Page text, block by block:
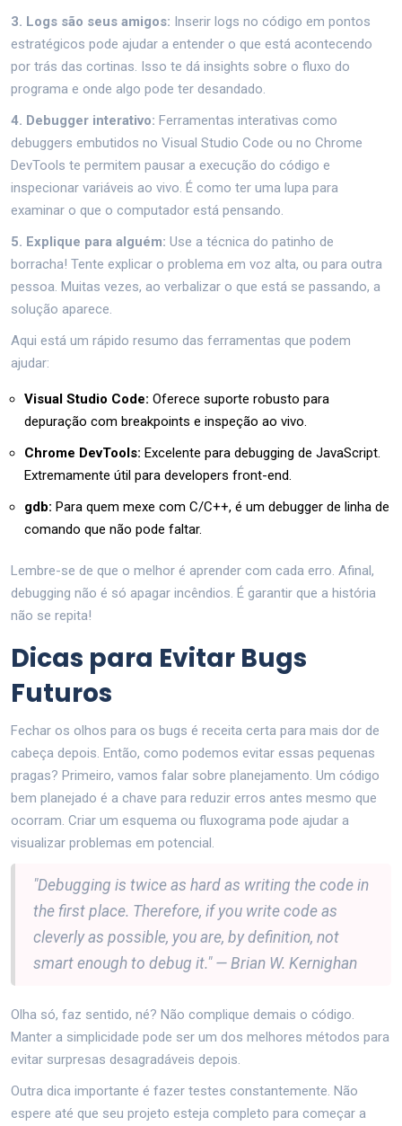
3. Logs são seus amigos: Inserir logs no código em pontos
estratégicos pode ajudar a entender o que está acontecendo
por trás das cortinas. Isso te dá insights sobre o fluxo do
programa e onde algo pode ter desandado.
4. Debugger interativo: Ferramentas interativas como
debuggers embutidos no Visual Studio Code ou no Chrome
DevTools te permitem pausar a execução do código e
inspecionar variáveis ao vivo. É como ter uma lupa para
examinar o que o computador está pensando.
5. Explique para alguém: Use a técnica do patinho de
borracha! Tente explicar o problema em voz alta, ou para outra
pessoa. Muitas vezes, ao verbalizar o que está se passando, a
solução aparece.
Aqui está um rápido resumo das ferramentas que podem
ajudar:
Visual Studio Code: Oferece suporte robusto para
depuração com breakpoints e inspeção ao vivo.
Chrome DevTools: Excelente para debugging de JavaScript.
Extremamente útil para developers front-end.
gdb: Para quem mexe com C/C++, é um debugger de linha de
comando que não pode faltar.
Lembre-se de que o melhor é aprender com cada erro. Afinal,
debugging não é só apagar incêndios. É garantir que a história
não se repita!
Dicas para Evitar Bugs
Futuros
Fechar os olhos para os bugs é receita certa para mais dor de
cabeça depois. Então, como podemos evitar essas pequenas
pragas? Primeiro, vamos falar sobre planejamento. Um código
bem planejado é a chave para reduzir erros antes mesmo que
ocorram. Criar um esquema ou fluxograma pode ajudar a
visualizar problemas em potencial.
"Debugging is twice as hard as writing the code in
the first place. Therefore, if you write code as
cleverly as possible, you are, by definition, not
smart enough to debug it." — Brian W. Kernighan
Olha só, faz sentido, né? Não complique demais o código.
Manter a simplicidade pode ser um dos melhores métodos para
evitar surpresas desagradáveis depois.
Outra dica importante é fazer testes constantemente. Não
espere até que seu projeto esteja completo para começar a